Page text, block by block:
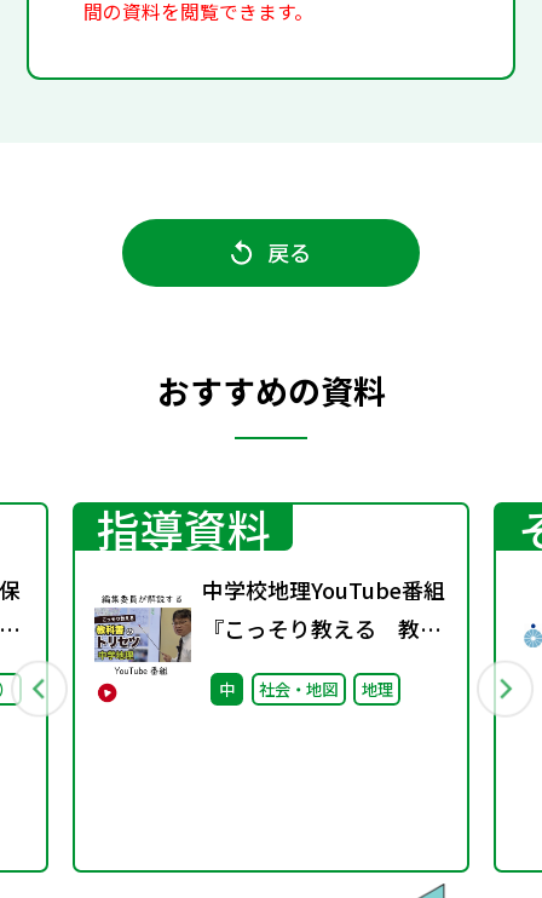
間の資料を閲覧できます。
戻る
おすすめの資料
指導資料
中学校地理YouTube番組
『こっそり教える 教科
書のトリセツ』好評配信
中！
中 社会・地図 地理